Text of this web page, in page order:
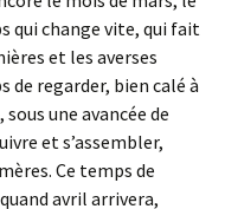
qui change vite, qui fait
et les averses
de regarder, bien calé à
une avancée de
et s’assembler,
Ce temps de
avril arrivera,